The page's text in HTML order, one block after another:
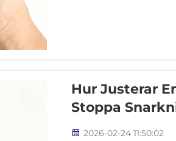
Hur Justerar
Stoppa
2026-02-24 11:50:02